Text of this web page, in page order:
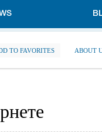
TO FAVORITES ABOUT